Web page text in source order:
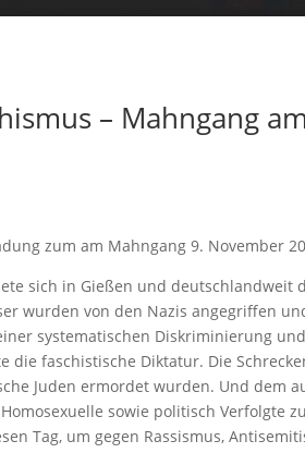
– Mahngang
zum am Mahngang 9. November
sich in Gießen und deutschlandweit
wurden von den Nazis angegriffen
systematischen Diskriminierung
die faschistische Diktatur. Die
Juden ermordet wurden. Und dem
sowie politisch Verfolgte
Tag, um gegen Rassismus,